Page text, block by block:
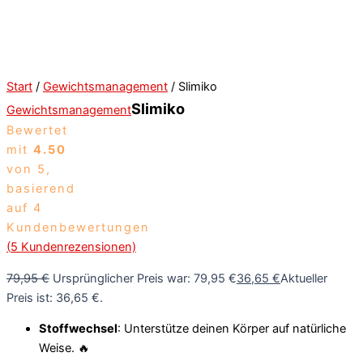
Start / Gewichtsmanagement / Slimiko
GewichtsmanagementSlimiko
Bewertet
mit 4.50
von 5,
basierend
auf 4
Kundenbewertungen
(5 Kundenrezensionen)
79,95€ Ursprünglicher Preis war: 79,95 €36,65 €Aktueller
Preis ist: 36,65 €.
Stoffwechsel: Unterstütze deinen Körper auf natürliche
Weise. 🔥